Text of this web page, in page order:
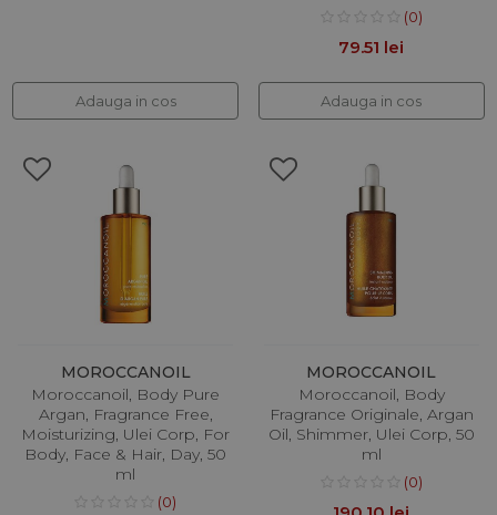
Adauga in cos
(0)
79.51 lei
Adauga in cos
MOROCCANOIL
Moroccanoil, Body Pure
Argan, Fragrance Free,
Moisturizing, Ulei Corp, For
Body, Face & Hair, Day, 50
ml
(0)
MOROCCANOIL
Moroccanoil, Body
Fragrance Originale, Argan
Oil, Shimmer, Ulei Corp, 50
ml
(0)